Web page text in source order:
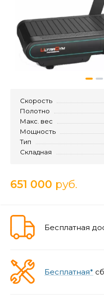
Скорость
Полотно
Макс. вес
Мощность
Тип
Складная
651 000 руб.
Бесплатная
Бесплатная*